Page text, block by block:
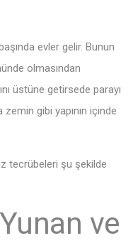
evler gelir. Bunun
olmasından
üstüne getirsede parayı
gibi yapının içinde
tecrübeleri şu şekilde
ve